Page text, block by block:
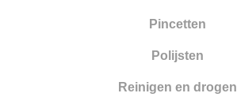
Pincetten
Polijsten
Reinigen en drogen